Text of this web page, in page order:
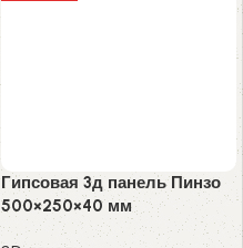
Гипсовая 3д панель Пинзо
500×250×40 мм